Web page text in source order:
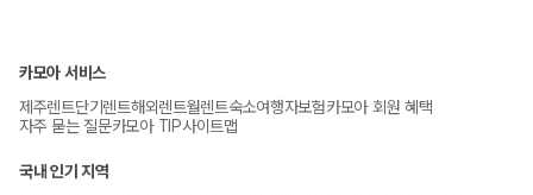
카모아 서비스
제주렌트단기렌트해외렌트월렌트숙소여행자보험카모아 회원 혜택
자주 묻는 질문카모아 TIP사이트맵
국내 인기 지역